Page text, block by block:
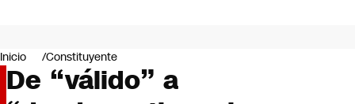
Negocios
Deportes
Programas completos
Inicio Constituyente
De “válido” a